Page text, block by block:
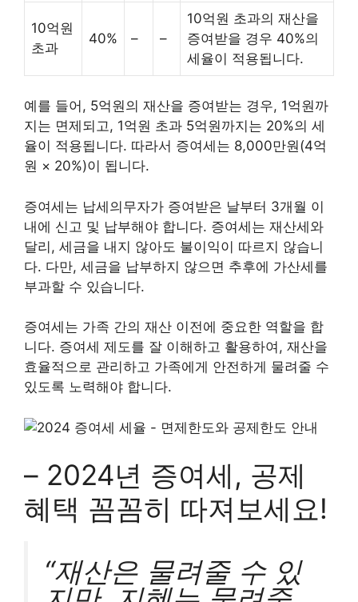
10억원
초과
40% – –
10억원 초과의 재산을
증여받을 경우 40%의
세율이 적용됩니다.
예를 들어, 5억원의 재산을 증여받는 경우, 1억원까
지는 면제되고, 1억원 초과 5억원까지는 20%의 세
율이 적용됩니다. 따라서 증여세는 8,000만원(4억
원 × 20%)이 됩니다.
증여세는 납세의무자가 증여받은 날부터 3개월 이
내에 신고 및 납부해야 합니다. 증여세는 재산세와
달리, 세금을 내지 않아도 불이익이 따르지 않습니
다. 다만, 세금을 납부하지 않으면 추후에 가산세를
부과할 수 있습니다.
증여세는 가족 간의 재산 이전에 중요한 역할을 합
니다. 증여세 제도를 잘 이해하고 활용하여, 재산을
효율적으로 관리하고 가족에게 안전하게 물려줄 수
있도록 노력해야 합니다.
– 2024년 증여세, 공제
혜택 꼼꼼히 따져보세요!
“재산은 물려줄 수 있